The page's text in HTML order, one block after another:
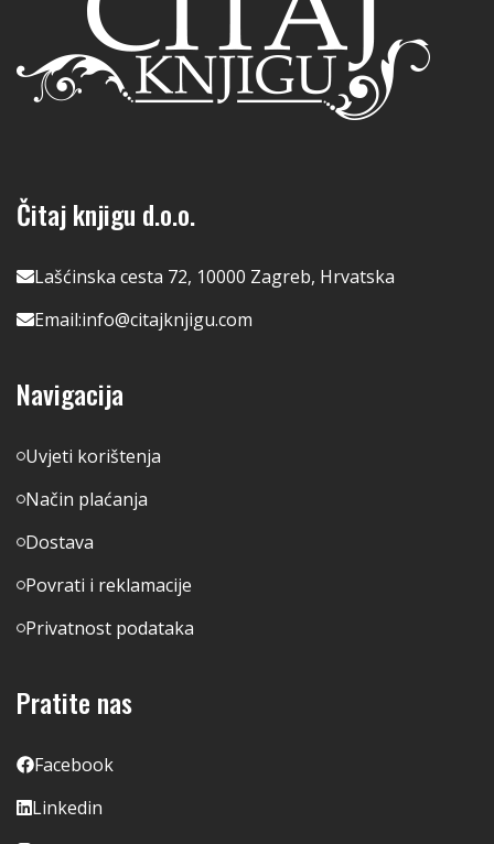
Čitaj knjigu d.o.o.
Lašćinska cesta 72, 10000 Zagreb, Hrvatska
Email:info@citajknjigu.com
Navigacija
Uvjeti korištenja
Način plaćanja
Dostava
Povrati i reklamacije
Privatnost podataka
Pratite nas
Facebook
Linkedin